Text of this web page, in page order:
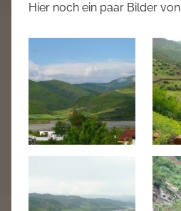
Hier noch ein paar Bilder